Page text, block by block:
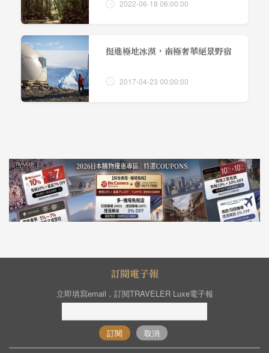
2022-06-18 06:00:00
挺進極地冰漠，南極奢華絕景野宿
2017-04-23 00:00:00
訂閱電子報
立即填寫email，訂閱TRAVELER Luxe電子報
訂閱 取消